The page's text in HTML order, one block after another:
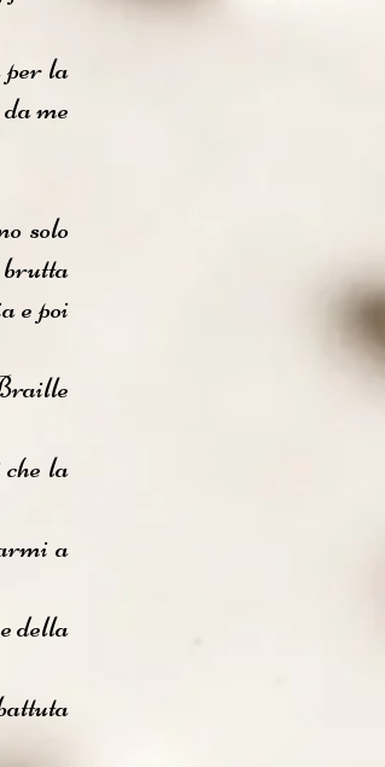
per la
me
solo
e poi
la
a
della